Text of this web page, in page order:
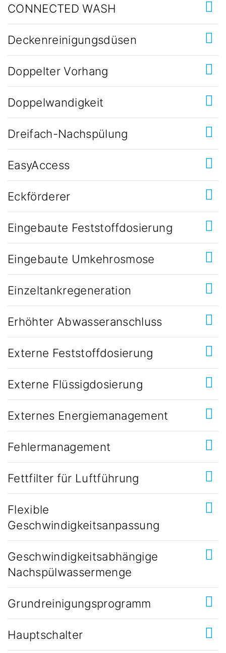
CONNECTED WASH
Deckenreinigungsdüsen
Doppelter Vorhang
Doppelwandigkeit
Dreifach-Nachspülung
EasyAccess
Eckförderer
Eingebaute Feststoffdosierung
Eingebaute Umkehrosmose
Einzeltankregeneration
Erhöhter Abwasseranschluss
Externe Feststoffdosierung
Externe Flüssigdosierung
Externes Energiemanagement
Fehlermanagement
Fettfilter für Luftführung
Flexible
Geschwindigkeitsanpassung
Geschwindigkeitsabhängige
Nachspülwassermenge
Grundreinigungsprogramm
Hauptschalter